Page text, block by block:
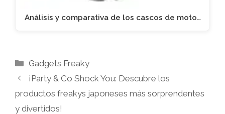
Análisis y comparativa de los cascos de moto…
Categorías
Gadgets Freaky
¡Party & Co Shock You: Descubre los
productos freakys japoneses más sorprendentes
y divertidos!